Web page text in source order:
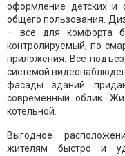
оформление детских и
общего пользования.
– все для комфорта
контролируемый, по
приложения. Все
системой
фасады зданий
современный облик.
котельной.
Выгодное
жителям быстро и